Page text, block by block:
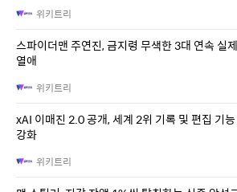
위키트리
스파이더맨 주연진, 금지령 무색한 3대 연속 실제
열애
위키트리
xAI 이매진 2.0 공개, 세계 2위 기록 및 편집 기능
강화
위키트리